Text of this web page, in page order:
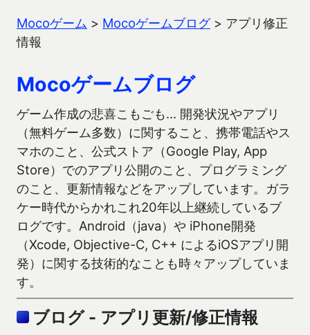
Mocoゲーム > Mocoゲームブログ> アプリ修正
情報
Mocoゲームブログ
ゲーム作成の悲喜こもごも… 開発状況やアプリ
（無料ゲーム多数）に関すること、携帯電話やス
マホのこと、公式ストア（Google Play, App
Store）でのアプリ公開のこと、プログラミング
のこと、更新情報などをアップしています。ガラ
ケー時代からかれこれ20年以上継続しているブ
ログです。Android（java）や iPhone開発
（Xcode, Objective-C, C++ によるiOSアプリ開
発）に関する技術的なことも時々アップしていま
す。
ブログ - アプリ更新/修正情報